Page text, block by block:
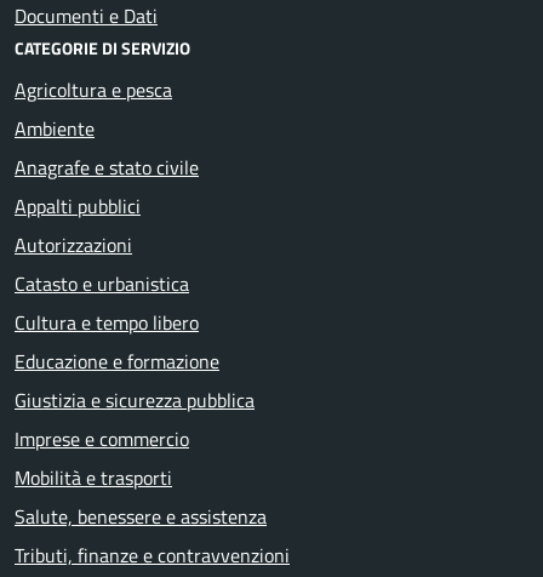
Documenti e Dati
CATEGORIE DI SERVIZIO
Agricoltura e pesca
Ambiente
Anagrafe e stato civile
Appalti pubblici
Autorizzazioni
Catasto e urbanistica
Cultura e tempo libero
Educazione e formazione
Giustizia e sicurezza pubblica
Imprese e commercio
Mobilità e trasporti
Salute, benessere e assistenza
Tributi, finanze e contravvenzioni